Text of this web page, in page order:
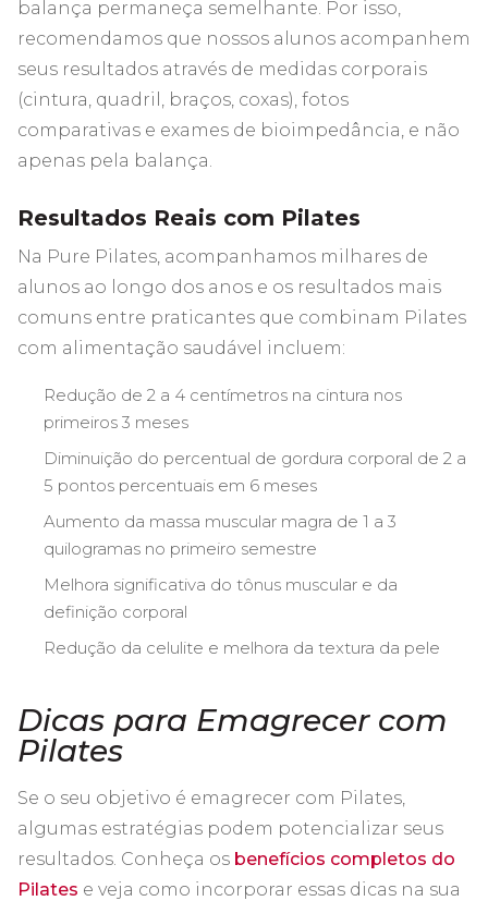
balança permaneça semelhante. Por isso,
recomendamos que nossos alunos acompanhem
seus resultados através de medidas corporais
(cintura, quadril, braços, coxas), fotos
comparativas e exames de bioimpedância, e não
apenas pela balança.
Resultados Reais com Pilates
Na Pure Pilates, acompanhamos milhares de
alunos ao longo dos anos e os resultados mais
comuns entre praticantes que combinam Pilates
com alimentação saudável incluem:
Redução de 2 a 4 centímetros na cintura nos
primeiros 3 meses
Diminuição do percentual de gordura corporal de 2 a
5 pontos percentuais em 6 meses
Aumento da massa muscular magra de 1 a 3
quilogramas no primeiro semestre
Melhora significativa do tônus muscular e da
definição corporal
Redução da celulite e melhora da textura da pele
Dicas para Emagrecer com
Pilates
Se o seu objetivo é emagrecer com Pilates,
algumas estratégias podem potencializar seus
resultados. Conheça os benefícios completos do
Pilates e veja como incorporar essas dicas na sua